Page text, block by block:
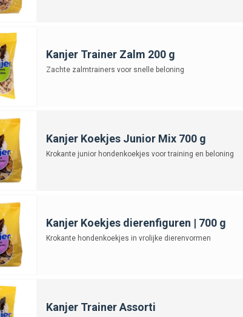
Kanjer Trainer Zalm 200 g
Zachte zalmtrainers voor snelle beloning
Kanjer Koekjes Junior Mix 700 g
Krokante junior hondenkoekjes voor training en beloning
Kanjer Koekjes dierenfiguren | 700 g
Krokante hondenkoekjes in vrolijke dierenvormen
Kanjer Trainer Assorti